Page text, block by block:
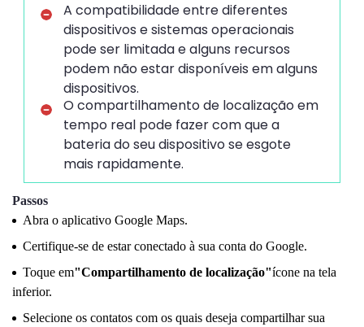
A compatibilidade entre diferentes
dispositivos e sistemas operacionais
pode ser limitada e alguns recursos
podem não estar disponíveis em alguns
dispositivos.
O compartilhamento de localização em
tempo real pode fazer com que a
bateria do seu dispositivo se esgote
mais rapidamente.
Passos
Abra o aplicativo Google Maps.
Certifique-se de estar conectado à sua conta do Google.
Toque em"Compartilhamento de localização"ícone na tela
inferior.
Selecione os contatos com os quais deseja compartilhar sua